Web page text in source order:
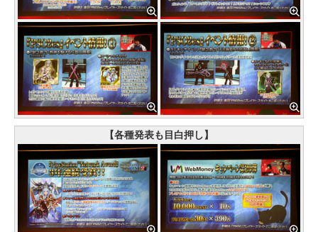
【各種発表も目白押し】